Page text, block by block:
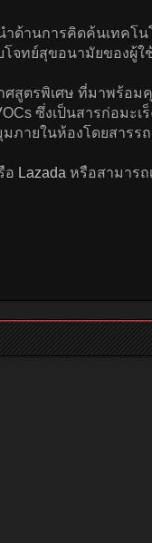
ำด้านการคิดค้นเทคโ
จทย์สุขอนามัยของผู้ใ
ศสูตรพิเศษ ที่มาพร้อ
ซึ่งเป็นสารก่อมะ
ภายในห้องโดยสารร
อ Lazada หรือสามาร